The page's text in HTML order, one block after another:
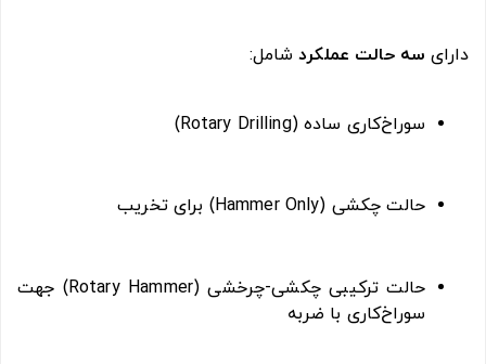
دارای سه حالت عملکردشامل:
سوراخ‌کاری ساده (Rotary Drilling)
حالت چکشی (Hammer Only) برای تخریب
حالت ترکیبی چکشی-چرخشی (Rotary Hammer) جهت
سوراخ‌کاری با ضربه